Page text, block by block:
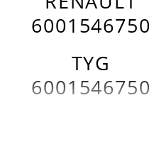
6001546750
TYG
6001546750